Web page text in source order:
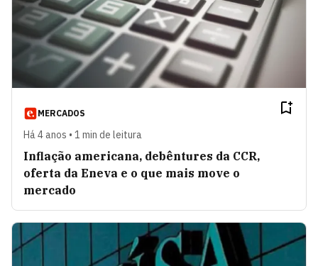
MERCADOS
Há 4 anos • 1 min de leitura
Inflação americana, debêntures da CCR,
oferta da Eneva e o que mais move o
mercado